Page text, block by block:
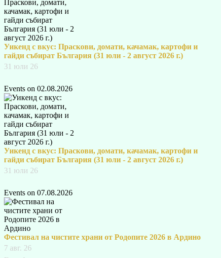
Уикенд с вкус: Праскови, домати, качамак, картофи и
гайди събират България (31 юли - 2 август 2026 г.)
31 юли 26
Events on 02.08.2026
Уикенд с вкус: Праскови, домати, качамак, картофи и
гайди събират България (31 юли - 2 август 2026 г.)
31 юли 26
Events on 07.08.2026
Фестивал на чистите храни от Родопите 2026 в Ардино
7 авг. 26